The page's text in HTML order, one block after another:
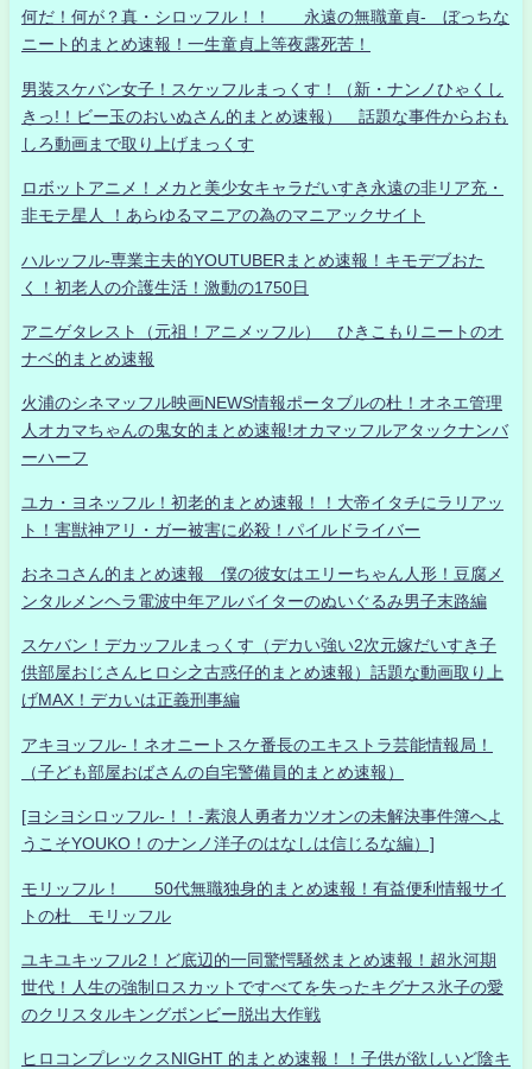
何だ！何が？真・シロッフル！！ 永遠の無職童貞- ぼっちな
ニート的まとめ速報！一生童貞上等夜露死苦！
男装スケバン女子！スケッフルまっくす！（新・ナンノひゃくし
きっ!！ビー玉のおいぬさん的まとめ速報） 話題な事件からおも
しろ動画まで取り上げまっくす
ロボットアニメ！メカと美少女キャラだいすき永遠の非リア充・
非モテ星人 ！あらゆるマニアの為のマニアックサイト
ハルッフル-専業主夫的YOUTUBERまとめ速報！キモデブおた
く！初老人の介護生活！激動の1750日
アニゲタレスト（元祖！アニメッフル） ひきこもりニートのオ
ナベ的まとめ速報
火浦のシネマッフル映画NEWS情報ポータブルの杜！オネエ管理
人オカマちゃんの鬼女的まとめ速報!オカマッフルアタックナンバ
ーハーフ
ユカ・ヨネッフル！初老的まとめ速報！！大帝イタチにラリアッ
ト！害獣神アリ・ガー被害に必殺！パイルドライバー
おネコさん的まとめ速報 僕の彼女はエリーちゃん人形！豆腐メ
ンタルメンヘラ電波中年アルバイターのぬいぐるみ男子末路編
スケバン！デカッフルまっくす（デカい強い2次元嫁だいすき子
供部屋おじさんヒロシ之古惑仔的まとめ速報）話題な動画取り上
げMAX！デカいは正義刑事編
アキヨッフル-！ネオニートスケ番長のエキストラ芸能情報局！
（子ども部屋おばさんの自宅警備員的まとめ速報）
[ヨシヨシロッフル-！！-素浪人勇者カツオンの未解決事件簿へよ
うこそYOUKO！のナンノ洋子のはなしは信じるな編）]
モリッフル！ 50代無職独身的まとめ速報！有益便利情報サイ
トの杜 モリッフル
ユキユキッフル2！ど底辺的一同驚愕騒然まとめ速報！超氷河期
世代！人生の強制ロスカットですべてを失ったキグナス氷子の愛
のクリスタルキングボンビー脱出大作戦
ヒロコンプレックスNIGHT 的まとめ速報！！子供が欲しいど陰キ